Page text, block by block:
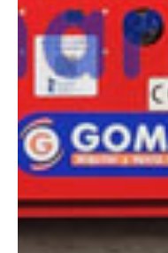
directo contigo.
LGMG